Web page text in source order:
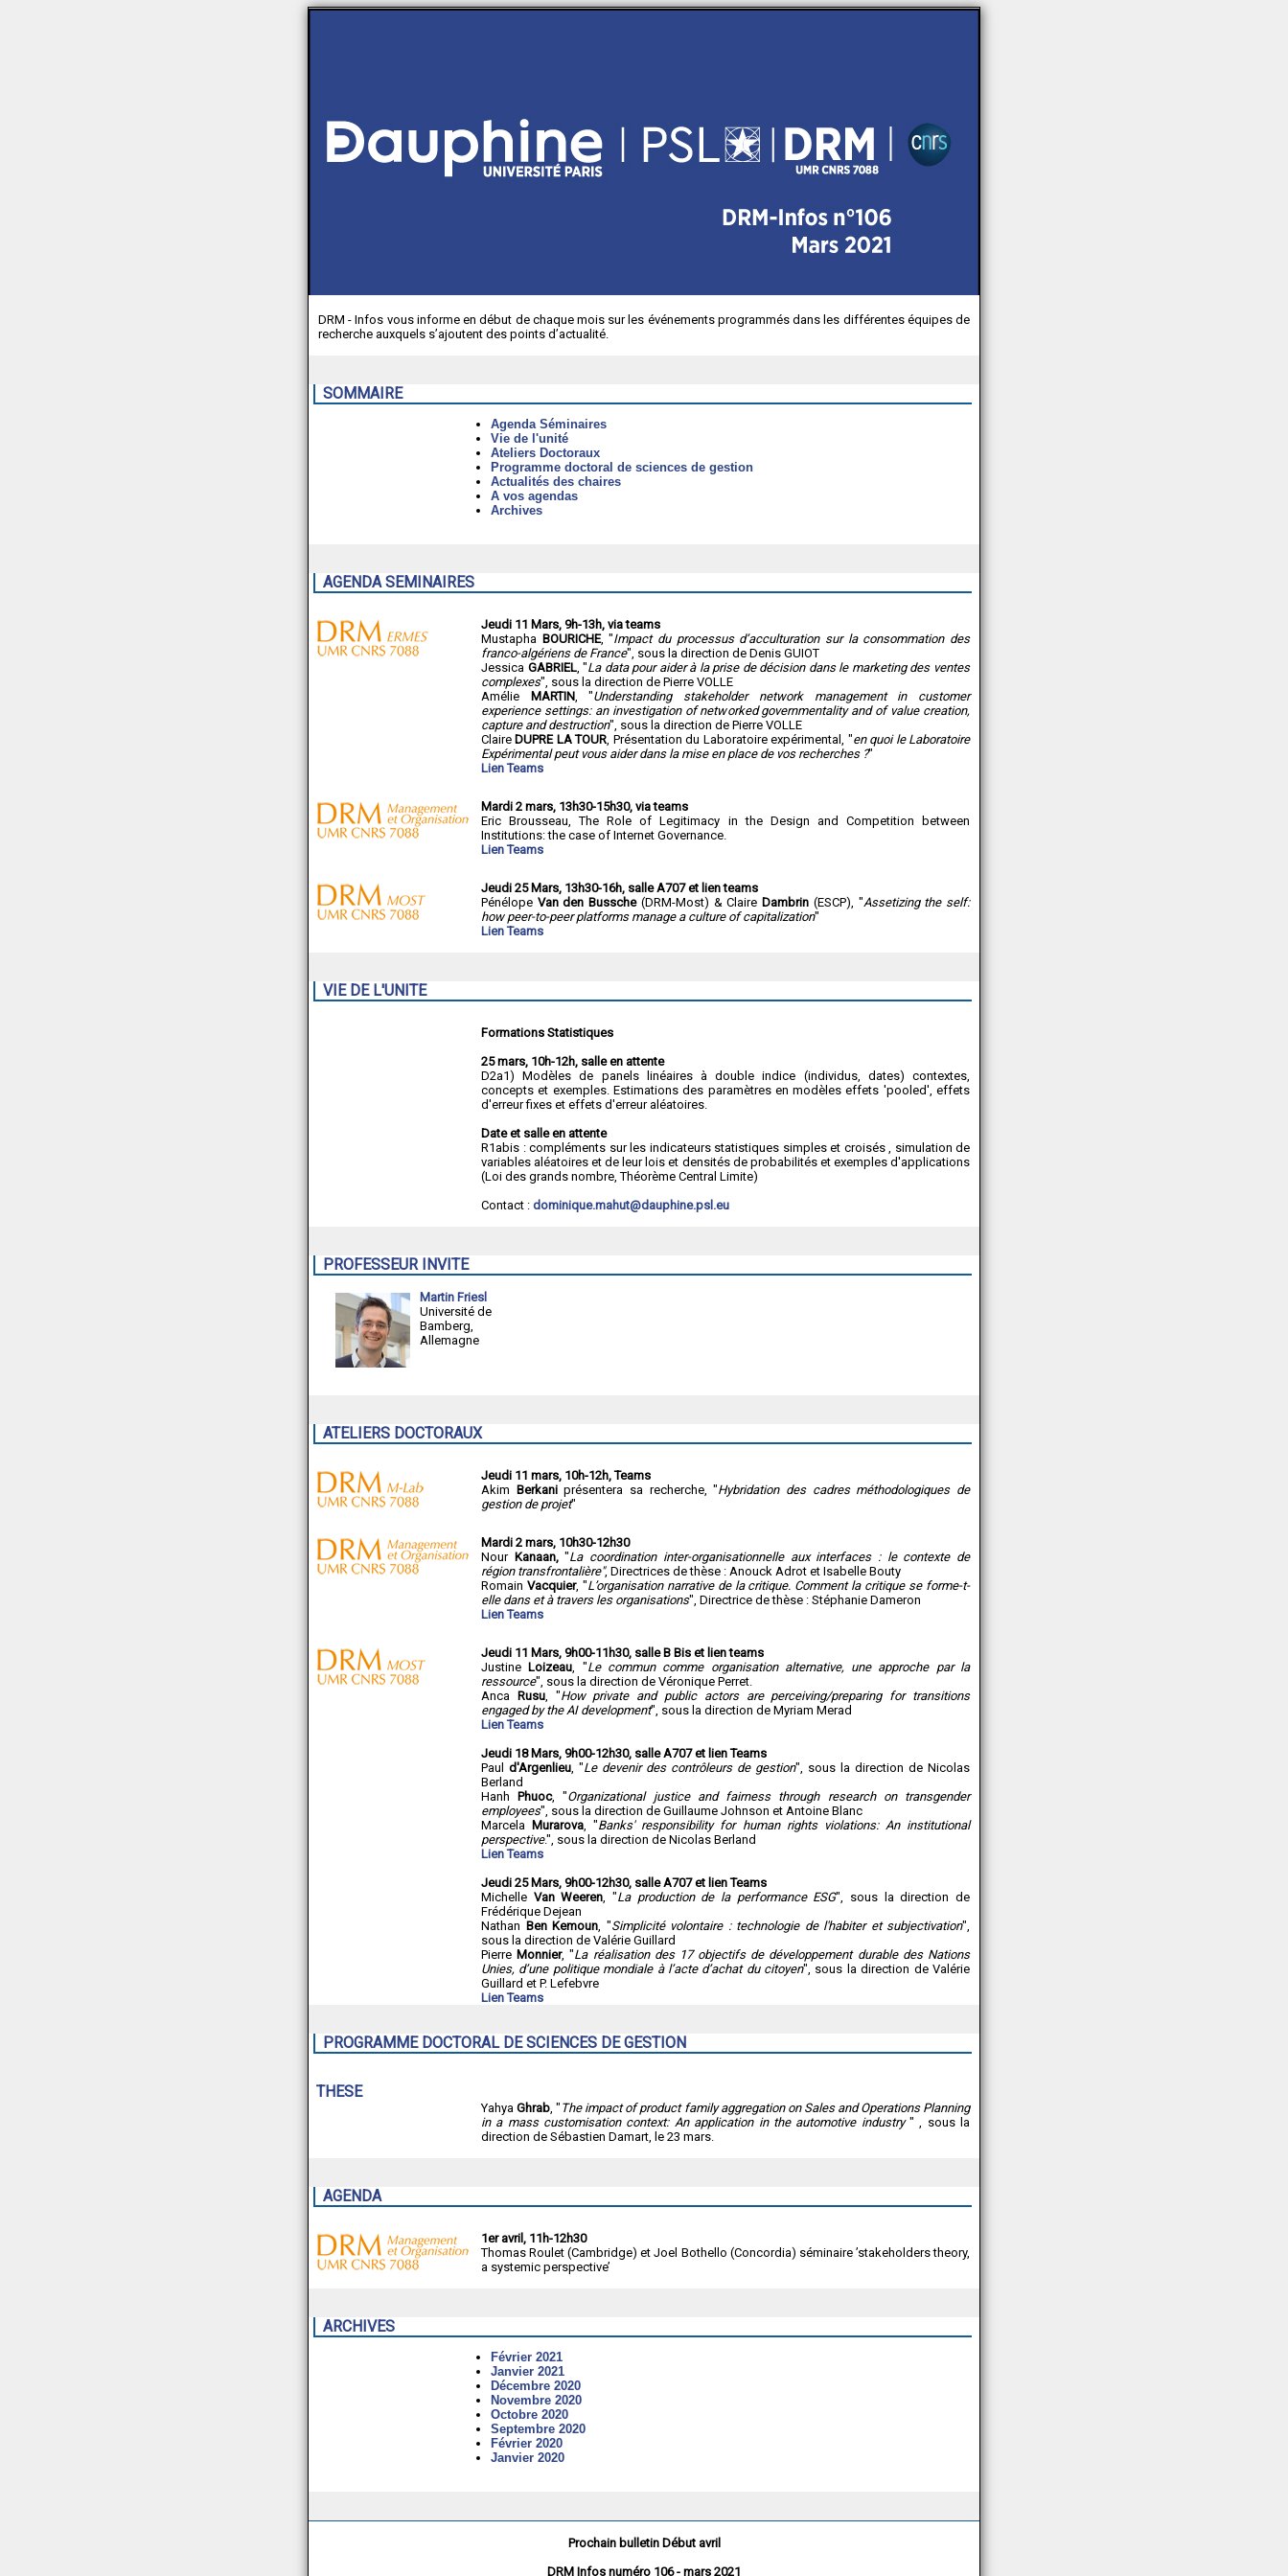
DRM - Infos vous informe en début de chaque mois sur les événements programmés dans les différentes équipes de
recherche auxquels s’ajoutent des points d’actualité.
SOMMAIRE
Agenda Séminaires
Vie de l'unité
Ateliers Doctoraux
Programme doctoral de sciences de gestion
Actualités des chaires
A vos agendas
Archives
AGENDA SEMINAIRES
Jeudi 11 Mars, 9h-13h, via teams
Mustapha BOURICHE, "Impact du processus d’acculturation sur la consommation des
franco-algériens de France", sous la direction de Denis GUIOT
Jessica GABRIEL, "La data pour aider à la prise de décision dans le marketing des ventes
complexes", sous la direction de Pierre VOLLE
Amélie MARTIN, "Understanding stakeholder network management in customer
experience settings: an investigation of networked governmentality and of value creation,
capture and destruction", sous la direction de Pierre VOLLE
ClaireDUPRE LA TOUR , Présentation du Laboratoire expérimental, "en quoi le Laboratoire
Expérimental peut vous aider dans la mise en place de vos recherches ?"
Lien Teams
Mardi 2 mars, 13h30-15h30, via teams
Eric Brousseau, The Role of Legitimacy in the Design and Competition between
Institutions: the case of Internet Governance.
Lien Teams
Jeudi 25 Mars, 13h30-16h, salle A707 et lien teams
Pénélope Van den Bussche(DRM-Most) & ClaireDambrin (ESCP), "Assetizing the self:
how peer-to-peer platforms manage a culture of capitalization"
Lien Teams
VIE DE L'UNITE
Formations Statistiques
25 mars, 10h-12h, salle en attente
D2a1) Modèles de panels linéaires à double indice (individus, dates) contextes,
concepts et exemples. Estimations des paramètres en modèles effets 'pooled', effets
d'erreur fixes et effets d'erreur aléatoires.
Date et salle en attente
R1abis : compléments sur les indicateurs statistiques simples et croisés , simulation de
variables aléatoires et de leur lois et densités de probabilités et exemples d'applications
(Loi des grands nombre, Théorème Central Limite)
Contact : dominique.mahut@dauphine.psl.eu
PROFESSEUR INVITE
Martin Friesl
Université de
Bamberg,
Allemagne
ATELIERS DOCTORAUX
Jeudi 11 mars, 10h-12h, Teams
Akim Berkaniprésentera sa recherche, "Hybridation des cadres méthodologiques de
gestion de projet"
Mardi 2 mars, 10h30-12h30
Nour Kanaan,"La coordination inter-organisationnelle aux interfaces : le contexte de
région transfrontalière", Directrices de thèse : Anouck Adrot et Isabelle Bouty
Romain Vacquier, "L’organisation narrative de la critique. Comment la critique se forme-t-
elle dans et à travers les organisations", Directrice de thèse : Stéphanie Dameron
Lien Teams
Jeudi 11 Mars, 9h00-11h30, salle B Bis et lien teams
JustineLoizeau , "Le commun comme organisation alternative, une approche par la
ressource", sous la direction de Véronique Perret.
Anca Rusu, "How private and public actors are perceiving/preparing for transitions
engaged by the AI development", sous la direction de Myriam Merad
Lien Teams
Jeudi 18 Mars, 9h00-12h30, salle A707 et lien Teams
Paul d'Argenlieu , "Le devenir des contrôleurs de gestion", sous la direction de Nicolas
Berland
HanhPhuoc, "Organizational justice and fairness through research on transgender
employees", sous la direction de Guillaume Johnson et Antoine Blanc
MarcelaMurarova , "Banks' responsibility for human rights violations: An institutional
perspective.", sous la direction de Nicolas Berland
Lien Teams
Jeudi 25 Mars, 9h00-12h30, salle A707 et lien Teams
Michelle Van Weeren , "La production de la performance ESG", sous la direction de
Frédérique Dejean
Nathan Ben Kemoun , "Simplicité volontaire : technologie de l'habiter et subjectivation",
sous la direction de Valérie Guillard
PierreMonnier, "La réalisation des 17 objectifs de développement durable des Nations
Unies, d’une politique mondiale à l’acte d’achat du citoyen", sous la direction de Valérie
Guillard et P. Lefebvre
Lien Teams
PROGRAMME DOCTORAL DE SCIENCES DE GESTION
THESE
YahyaGhrab , " The impact of product family aggregation on Sales and Operations Planning
in a mass customisation context: An application in the automotive industry" , sous la
direction de Sébastien Damart, le 23 mars.
AGENDA
1er avril, 11h-12h30
Thomas Roulet (Cambridge) et Joel Bothello (Concordia) séminaire ’stakeholders theory,
a systemic perspective’
ARCHIVES
Février 2021
Janvier 2021
Décembre 2020
Novembre 2020
Octobre 2020
Septembre 2020
Février 2020
Janvier 2020
Prochain bulletin Début avril
DRM Infos numéro 106 - mars 2021